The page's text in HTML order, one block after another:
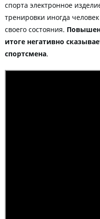
спорта электронное
тренировки иногда
своего состояния.
итоге негативно
спортсмена.